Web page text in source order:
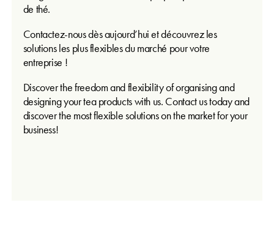
de thé.
Contactez-nous dès aujourd’hui et découvrez les
solutions les plus flexibles du marché pour votre
entreprise !
Discover the freedom and flexibility of organising and
designing your tea products with us. Contact us today and
discover the most flexible solutions on the market for your
business!